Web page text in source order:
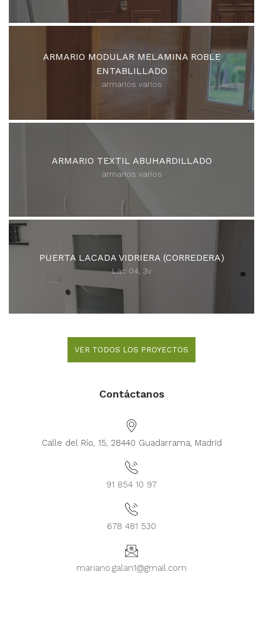
ARMARIO MODULAR MELAMINA ROBLE
ENTABLILLADO
armarios varios
ARMARIO TEXTIL ABUHARDILLADO
armarios varios
PUERTA LACADA VIDRIERA (CORREDERA)
Lac 04, 3v
VER TODOS LOS PROYECTOS
Contáctanos
Calle del Río, 15, 28440 Guadarrama, Madrid
91 854 10 97
678 481 530
mariano.galan1@gmail.com